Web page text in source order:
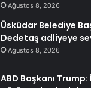
Ağustos 8, 2026
Üsküdar Belediye
Dedetaş adliyeye
Ağustos 8, 2026
ABD Başkanı Trump: